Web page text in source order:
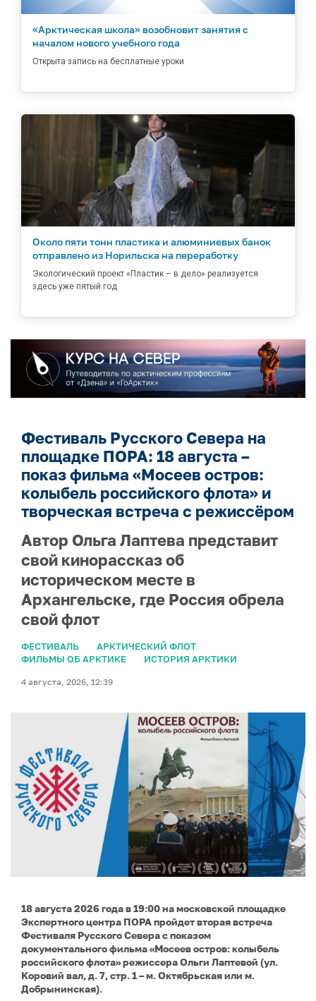
«Арктическая школа» возобновит занятия с
началом нового учебного года
Открыта запись на бесплатные уроки
Около пяти тонн пластика и алюминиевых банок
отправлено из Норильска на переработку
Экологический проект «Пластик – в дело» реализуется
здесь уже пятый год
Фестиваль Русского Севера на
площадке ПОРА: 18 августа –
показ фильма «Мосеев остров:
колыбель российского флота» и
творческая встреча с режиссёром
Автор Ольга Лаптева представит
свой кинорассказ об
историческом месте в
Архангельске, где Россия обрела
свой флот
ФЕСТИВАЛЬ
АРКТИЧЕСКИЙ ФЛОТ
ФИЛЬМЫ ОБ АРКТИКЕ
ИСТОРИЯ АРКТИКИ
4 августа, 2026, 12:39
18 августа 2026 года в 19:00 на московской площадке
Экспертного центра ПОРА пройдет вторая встреча
Фестиваля Русского Севера с показом
документального фильма «Мосеев остров: колыбель
российского флота» режиссера Ольги Лаптевой (ул.
Коровий вал, д. 7, стр. 1 – м. Октябрьская или м.
Добрынинская).